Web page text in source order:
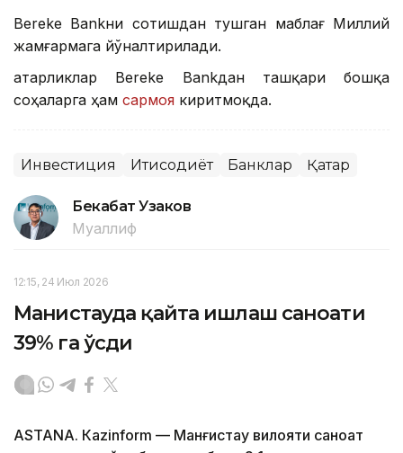
Bereke Bankни сотишдан тушган маблағ Миллий
жамғармага йўналтирилади.
Қатарликлар Bereke Bankдан ташқари бошқа
соҳаларга ҳам сармоя киритмоқда.
Инвестиция Иқтисодиёт Банклар Қатар
Бекабат Узаков
Муаллиф
12:15, 24 Июл 2026
Манғистауда қайта ишлаш саноати
39% га ўсди
ASTANА. Кazinform — Манғистау вилояти саноат